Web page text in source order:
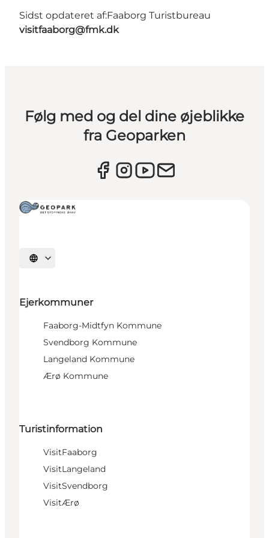
Sidst opdateret af:Faaborg Turistbureau
visitfaaborg@fmk.dk
Følg med og del dine øjeblikke
fra Geoparken
Vælg sprog
Ejerkommuner
Faaborg-Midtfyn Kommune
Svendborg Kommune
Langeland Kommune
Ærø Kommune
Turistinformation
VisitFaaborg
VisitLangeland
VisitSvendborg
VisitÆrø